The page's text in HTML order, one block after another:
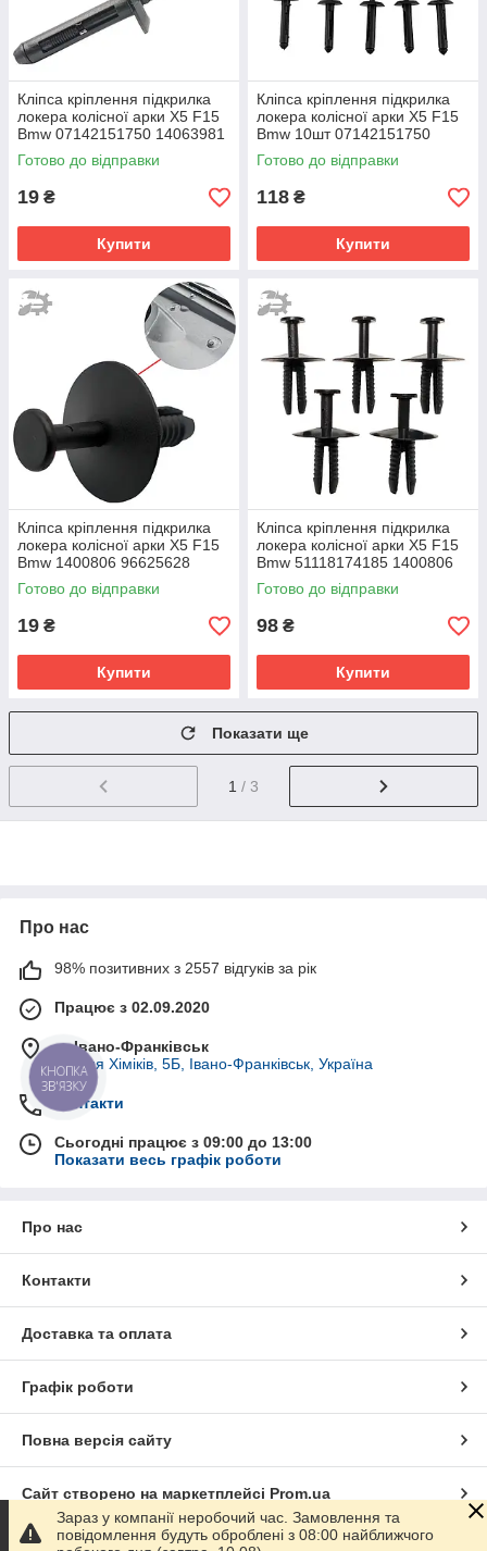
Кліпса кріплення підкрилка
локера колісної арки X5 F15
Bmw 07142151750 14063981
6500911
Готово до відправки
19 ₴
Купити
Кліпса кріплення підкрилка
локера колісної арки X5 F15
Bmw 10шт 07142151750
34201631 N803043S 6500911
Готово до відправки
118 ₴
Купити
Кліпса кріплення підкрилка
локера колісної арки X5 F15
Bmw 1400806 96625628
51118174185
Готово до відправки
19 ₴
Купити
Кліпса кріплення підкрилка
локера колісної арки X5 F15
Bmw 51118174185 1400806
96625628 комплект 5шт
Готово до відправки
98 ₴
Купити
Показати ще
1 / 3
Про нас
98% позитивних з 2557 відгуків за рік
Працює з 02.09.2020
м. Івано-Франківськ
вулиця Хіміків, 5Б, Івано-Франківськ, Україна
Контакти
Сьогодні працює з 09:00 до 13:00
Показати весь графік роботи
Про нас
Контакти
Доставка та оплата
Графік роботи
Повна версія сайту
Сайт створено на маркетплейсі Prom.ua
Політика конфіденційності
Зараз у компанії неробочий час. Замовлення та
повідомлення будуть оброблені з 08:00 найближчого
КНОПКА
ЗВ'ЯЗКУ